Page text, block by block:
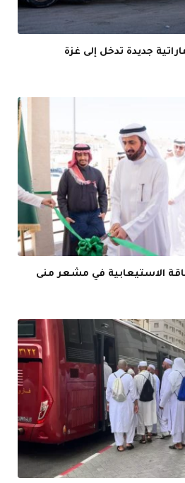
جديدة تدخل إلى غزة
الاستيعابية في مشعر منى